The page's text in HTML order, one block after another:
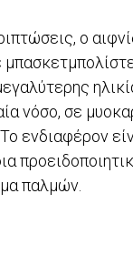
ο
νόσο, σε
ενδιαφέρον
παλμών.